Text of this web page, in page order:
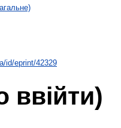
id/eprint/42329
ввійти)